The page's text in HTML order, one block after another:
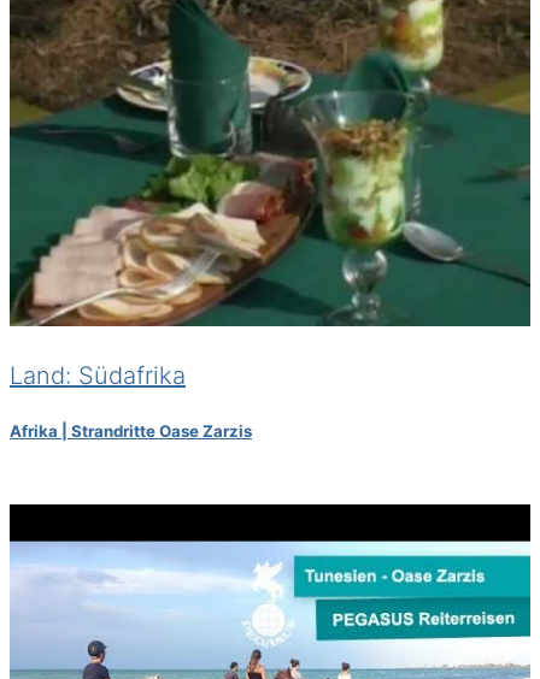
Land: Südafrika
Afrika | Strandritte Oase Zarzis